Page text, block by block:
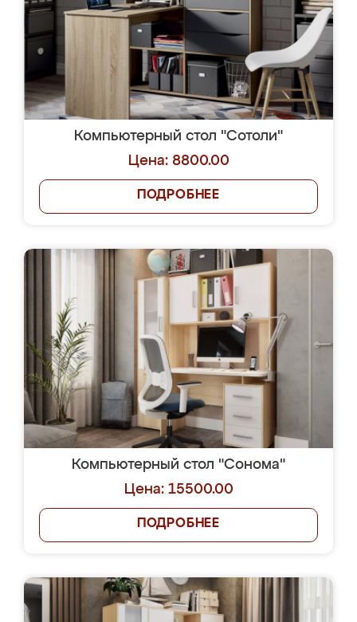
Компьютерный стол "Сотоли"
Цена: 8800.00
ПОДРОБНЕЕ
Компьютерный стол "Сонома"
Цена: 15500.00
ПОДРОБНЕЕ